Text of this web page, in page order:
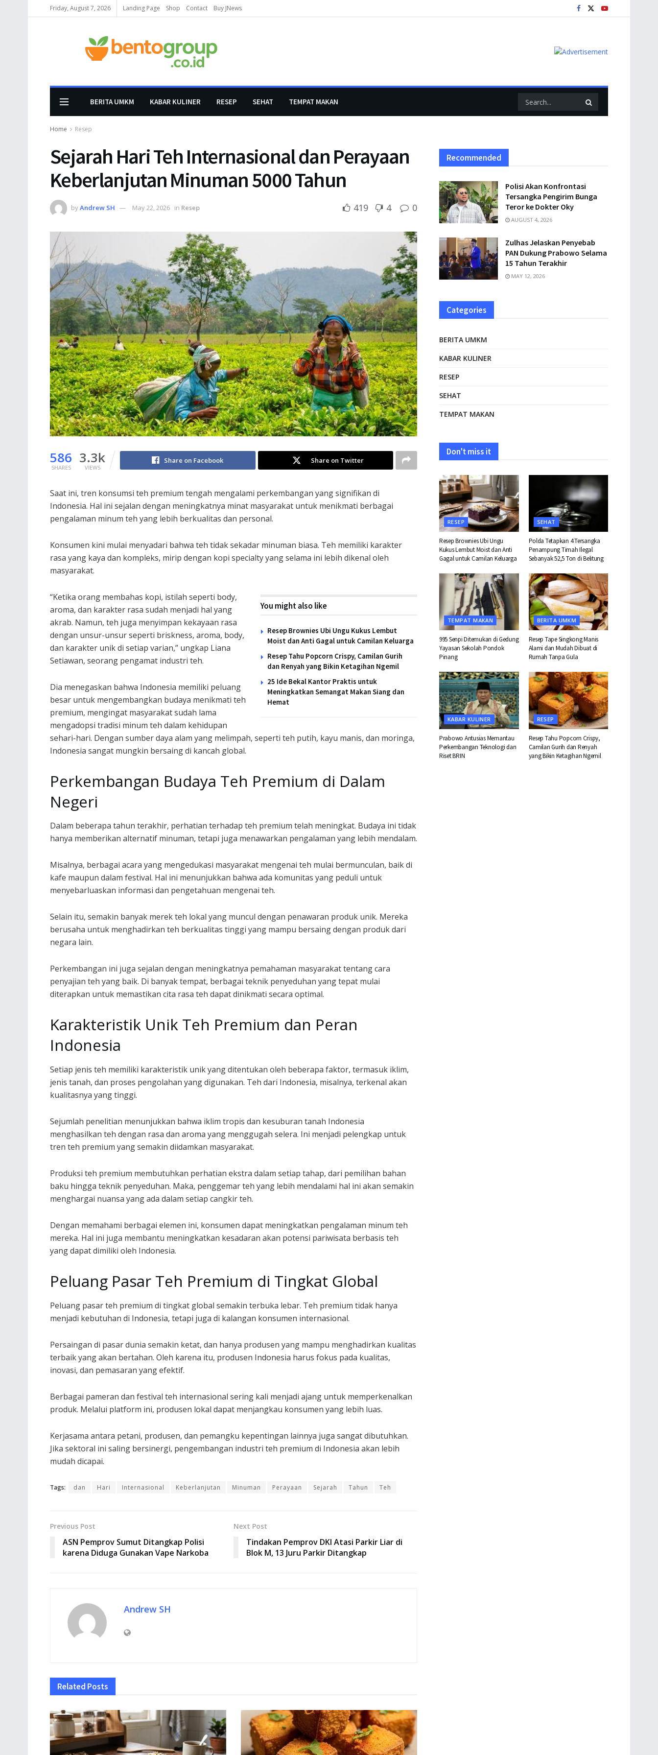
Friday, August 7, 2026 Landing Page Shop Contact Buy JNews
BERITA UMKM KABAR KULINER RESEP SEHAT TEMPAT MAKAN
Home Resep
Sejarah Hari Teh Internasional dan Perayaan
Keberlanjutan Minuman 5000 Tahun
byAndrew SH May 22, 2026 in Resep 419 4 0
586
SHARES
3.3k
VIEWS
Share on Facebook Share on Twitter
Saat ini, tren konsumsi teh premium tengah mengalami perkembangan yang signifikan di
Indonesia. Hal ini sejalan dengan meningkatnya minat masyarakat untuk menikmati berbagai
pengalaman minum teh yang lebih berkualitas dan personal.
Konsumen kini mulai menyadari bahwa teh tidak sekadar minuman biasa. Teh memiliki karakter
rasa yang kaya dan kompleks, mirip dengan kopi specialty yang selama ini lebih dikenal oleh
masyarakat.
You might also like
Resep Brownies Ubi Ungu Kukus Lembut
Moist dan Anti Gagal untuk Camilan Keluarga
Resep Tahu Popcorn Crispy, Camilan Gurih
dan Renyah yang Bikin Ketagihan Ngemil
25 Ide Bekal Kantor Praktis untuk
Meningkatkan Semangat Makan Siang dan
Hemat
“Ketika orang membahas kopi, istilah seperti body,
aroma, dan karakter rasa sudah menjadi hal yang
akrab. Namun, teh juga menyimpan kekayaan rasa
dengan unsur-unsur seperti briskness, aroma, body,
dan karakter unik di setiap varian,” ungkap Liana
Setiawan, seorang pengamat industri teh.
Dia menegaskan bahwa Indonesia memiliki peluang
besar untuk mengembangkan budaya menikmati teh
premium, mengingat masyarakat sudah lama
mengadopsi tradisi minum teh dalam kehidupan
sehari-hari. Dengan sumber daya alam yang melimpah, seperti teh putih, kayu manis, dan moringa,
Indonesia sangat mungkin bersaing di kancah global.
Perkembangan Budaya Teh Premium di Dalam
Negeri
Dalam beberapa tahun terakhir, perhatian terhadap teh premium telah meningkat. Budaya ini tidak
hanya memberikan alternatif minuman, tetapi juga menawarkan pengalaman yang lebih mendalam.
Misalnya, berbagai acara yang mengedukasi masyarakat mengenai teh mulai bermunculan, baik di
kafe maupun dalam festival. Hal ini menunjukkan bahwa ada komunitas yang peduli untuk
menyebarluaskan informasi dan pengetahuan mengenai teh.
Selain itu, semakin banyak merek teh lokal yang muncul dengan penawaran produk unik. Mereka
berusaha untuk menghadirkan teh berkualitas tinggi yang mampu bersaing dengan produk dari
negara lain.
Perkembangan ini juga sejalan dengan meningkatnya pemahaman masyarakat tentang cara
penyajian teh yang baik. Di banyak tempat, berbagai teknik penyeduhan yang tepat mulai
diterapkan untuk memastikan cita rasa teh dapat dinikmati secara optimal.
Karakteristik Unik Teh Premium dan Peran
Indonesia
Setiap jenis teh memiliki karakteristik unik yang ditentukan oleh beberapa faktor, termasuk iklim,
jenis tanah, dan proses pengolahan yang digunakan. Teh dari Indonesia, misalnya, terkenal akan
kualitasnya yang tinggi.
Sejumlah penelitian menunjukkan bahwa iklim tropis dan kesuburan tanah Indonesia
menghasilkan teh dengan rasa dan aroma yang menggugah selera. Ini menjadi pelengkap untuk
tren teh premium yang semakin diidamkan masyarakat.
Produksi teh premium membutuhkan perhatian ekstra dalam setiap tahap, dari pemilihan bahan
baku hingga teknik penyeduhan. Maka, penggemar teh yang lebih mendalami hal ini akan semakin
menghargai nuansa yang ada dalam setiap cangkir teh.
Dengan memahami berbagai elemen ini, konsumen dapat meningkatkan pengalaman minum teh
mereka. Hal ini juga membantu meningkatkan kesadaran akan potensi pariwisata berbasis teh
yang dapat dimiliki oleh Indonesia.
Peluang Pasar Teh Premium di Tingkat Global
Peluang pasar teh premium di tingkat global semakin terbuka lebar. Teh premium tidak hanya
menjadi kebutuhan di Indonesia, tetapi juga di kalangan konsumen internasional.
Persaingan di pasar dunia semakin ketat, dan hanya produsen yang mampu menghadirkan kualitas
terbaik yang akan bertahan. Oleh karena itu, produsen Indonesia harus fokus pada kualitas,
inovasi, dan pemasaran yang efektif.
Berbagai pameran dan festival teh internasional sering kali menjadi ajang untuk memperkenalkan
produk. Melalui platform ini, produsen lokal dapat menjangkau konsumen yang lebih luas.
Kerjasama antara petani, produsen, dan pemangku kepentingan lainnya juga sangat dibutuhkan.
Jika sektoral ini saling bersinergi, pengembangan industri teh premium di Indonesia akan lebih
mudah dicapai.
Tags: dan Hari Internasional Keberlanjutan Minuman Perayaan Sejarah Tahun Teh
Previous Post
ASN Pemprov Sumut Ditangkap Polisi
karena Diduga Gunakan Vape Narkoba
Next Post
Tindakan Pemprov DKI Atasi Parkir Liar di
Blok M, 13 Juru Parkir Ditangkap
Andrew SH
Related Posts
Recommended
Polisi Akan Konfrontasi
Tersangka Pengirim Bunga
Teror ke Dokter Oky
AUGUST 4, 2026
Zulhas Jelaskan Penyebab
PAN Dukung Prabowo Selama
15 Tahun Terakhir
MAY 12, 2026
Categories
BERITA UMKM
KABAR KULINER
RESEP
SEHAT
TEMPAT MAKAN
Don't miss it
RESEP
Resep Brownies Ubi Ungu
Kukus Lembut Moist dan Anti
Gagal untuk Camilan Keluarga
SEHAT
Polda Tetapkan 4 Tersangka
Penampung Timah Ilegal
Sebanyak 52,5 Ton di Belitung
TEMPAT MAKAN
995 Senpi Ditemukan di Gedung
Yayasan Sekolah Pondok
Pinang
BERITA UMKM
Resep Tape Singkong Manis
Alami dan Mudah Dibuat di
Rumah Tanpa Gula
KABAR KULINER
Prabowo Antusias Memantau
Perkembangan Teknologi dan
Riset BRIN
RESEP
Resep Tahu Popcorn Crispy,
Camilan Gurih dan Renyah
yang Bikin Ketagihan Ngemil